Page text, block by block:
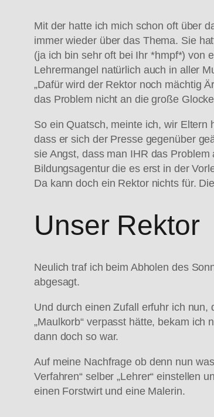
Mit der hatte ich mich schon oft über
immer wieder über das Thema. Sie
(ja ich bin sehr oft bei Ihr *hmpf*) von
Lehrermangel natürlich auch in aller
„Dafür wird der Rektor noch mächtig
das Problem nicht an die große
So ein Quatsch, meinte ich, wir Eltern
dass er sich der Presse gegenüber
sie Angst, dass man IHR das
Bildungsagentur die es erst in der
Da kann doch ein Rektor nichts für.
Unser Rektor
Neulich traf ich beim Abholen des
abgesagt.
Und durch einen Zufall erfuhr ich nun,
„Maulkorb“ verpasst hätte, bekam ich
dann doch so war.
Auf meine Nachfrage ob denn nun
Verfahren“ selber „Lehrer“ einstellen
einen Forstwirt und eine Malerin.